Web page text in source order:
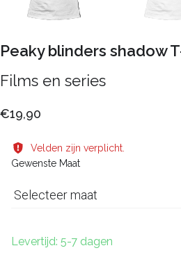
Peaky blinders shadow
Films en series
€19,90
Velden zijn verplicht.
Gewenste Maat
Selecteer maat
Levertijd: 5-7 dagen